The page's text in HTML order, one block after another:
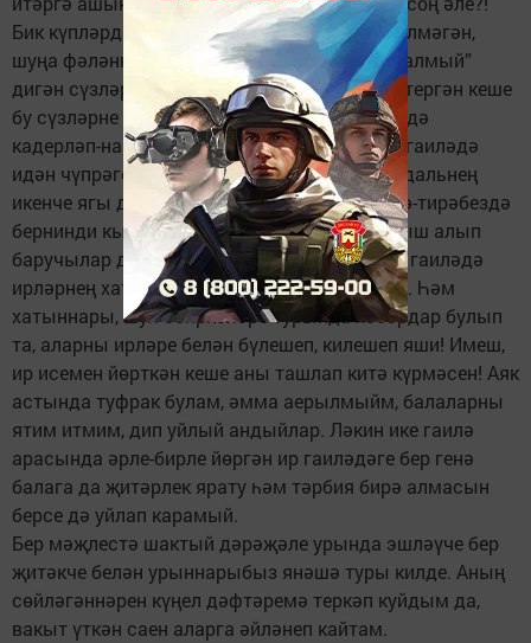
Бик күпләрдән: “Гаиләдә дөрес тәрбия бирелмәгән,
шуңа фәләннәрнең кызлары ир белән тора алмый”
дигән сүзләрне ишеткән бар. Үзе кызлар үстергән кеше
бу сүзләрне әйтми, минемчә. Бер генә кеше дә
кадерләп-назлап үстергән кызының башка гаиләдә
идән чүпрәге булуын теләмәс иде. Хәер, медальнең
икенче ягы да бар бит әле. Сер түгел, әйләнә-тирәбездә
бернинди кысаларга да сыя алмаган тормыш алып
баручылар да шактый. Мин белгән берничә гаиләдә
ирләрнең хатыннары да, сөяркәләре дә бар. Һәм
хатыннары, шул сөяркәләре турында хәбәрдар булып
та, аларны ирләре белән бүлешеп, килешеп яши! Имеш,
ир исемен йөрткән кеше аны ташлап китә күрмәсен! Аяк
астында туфрак булам, әмма аерылмыйм, балаларны
ятим итмим, дип уйлый андыйлар. Ләкин ике гаилә
арасында әрле-бирле йөргән ир гаиләдәге бер генә
балага да җитәрлек ярату һәм тәрбия бирә алмасын
берсе дә уйлап карамый.
Бер мәҗлестә шактый дәрәҗәле урында эшләүче бер
җитәкче белән урыннарыбыз янәшә туры килде. Аның
сөйләгәннәрен күңел дәфтәремә теркәп куйдым да,
вакыт үткән саен аларга әйләнеп кайтам.